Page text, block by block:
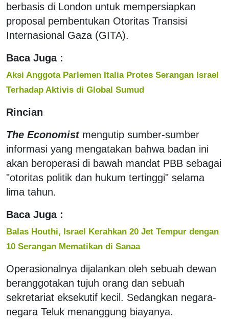
berbasis di London untuk mempersiapkan
proposal pembentukan Otoritas Transisi
Internasional Gaza (GITA).
Baca Juga :
Aksi Anggota Parlemen Italia Protes Serangan Israel
Terhadap Aktivis di Global Sumud
Rincian
The Economist mengutip sumber-sumber
informasi yang mengatakan bahwa badan ini
akan beroperasi di bawah mandat PBB sebagai
"otoritas politik dan hukum tertinggi" selama
lima tahun.
Baca Juga :
Balas Houthi, Israel Kerahkan 20 Jet Tempur dengan
10 Serangan Mematikan di Sanaa
Operasionalnya dijalankan oleh sebuah dewan
beranggotakan tujuh orang dan sebuah
sekretariat eksekutif kecil. Sedangkan negara-
negara Teluk menanggung biayanya.